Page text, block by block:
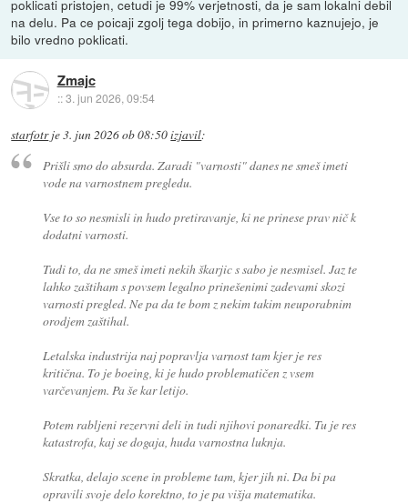
poklicati pristojen, cetudi je 99% verjetnosti, da je sam lokalni debil
na delu. Pa ce poicaji zgolj tega dobijo, in primerno kaznujejo, je
bilo vredno poklicati.
Zmajc
::3. jun 2026, 09:54
starfotrje3. jun 2026 ob 08:50izjavil:
Prišli smo do absurda. Zaradi "varnosti" danes ne smeš imeti
vode na varnostnem pregledu.
Vse to so nesmisli in hudo pretiravanje, ki ne prinese prav nič k
dodatni varnosti.
Tudi to, da ne smeš imeti nekih škarjic s sabo je nesmisel. Jaz te
lahko zaštiham s povsem legalno prinešenimi zadevami skozi
varnosti pregled. Ne pa da te bom z nekim takim neuporabnim
orodjem zaštihal.
Letalska industrija naj popravlja varnost tam kjer je res
kritična. To je boeing, ki je hudo problematičen z vsem
varčevanjem. Pa še kar letijo.
Potem rabljeni rezervni deli in tudi njihovi ponaredki. Tu je res
katastrofa, kaj se dogaja, huda varnostna luknja.
Skratka, delajo scene in probleme tam, kjer jih ni. Da bi pa
opravili svoje delo korektno, to je pa višja matematika.